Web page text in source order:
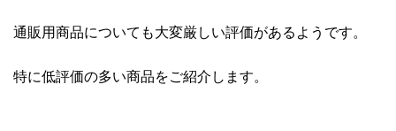
通販用商品についても大変厳しい評価があるようです。
特に低評価の多い商品をご紹介します。